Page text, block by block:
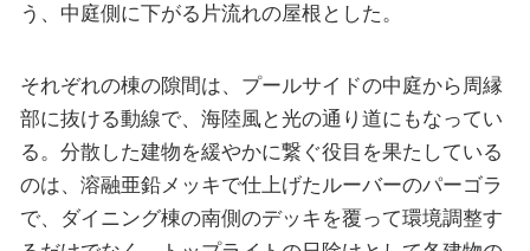
う、中庭側に下がる片流れの屋根とした。
それぞれの棟の隙間は、プールサイドの中庭から周縁
部に抜ける動線で、海陸風と光の通り道にもなってい
る。分散した建物を緩やかに繋ぐ役目を果たしている
のは、溶融亜鉛メッキで仕上げたルーバーのパーゴラ
で、ダイニング棟の南側のデッキを覆って環境調整す